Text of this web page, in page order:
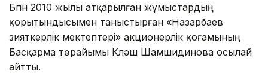
Бүгін 2010 жылы атқарылған жұмыстардың
қорытындысымен таныстырған «Назарбаев
зияткерлік мектептері» акционерлік қоғамының
Басқарма төрайымы Күләш Шамшидинова осылай
айтты.